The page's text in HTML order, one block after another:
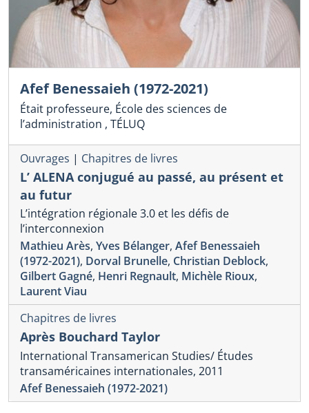
Afef Benessaieh (1972-2021)
Était professeure, École des sciences de
l’administration , TÉLUQ
Ouvrages | Chapitres de livres
L’ ALENA conjugué au passé, au présent et
au futur
L’intégration régionale 3.0 et les défis de
l’interconnexion
Mathieu Arès, Yves Bélanger, Afef Benessaieh
(1972-2021), Dorval Brunelle, Christian Deblock,
Gilbert Gagné, Henri Regnault, Michèle Rioux,
Laurent Viau
Chapitres de livres
Après Bouchard Taylor
International Transamerican Studies/ Études
transaméricaines internationales, 2011
Afef Benessaieh (1972-2021)